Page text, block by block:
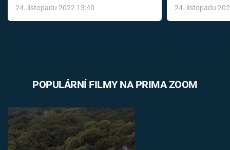
24. listopadu 2022 13:40
léky
24. listopadu
POPULÁRNÍ FILMY NA PRIMA ZOOM